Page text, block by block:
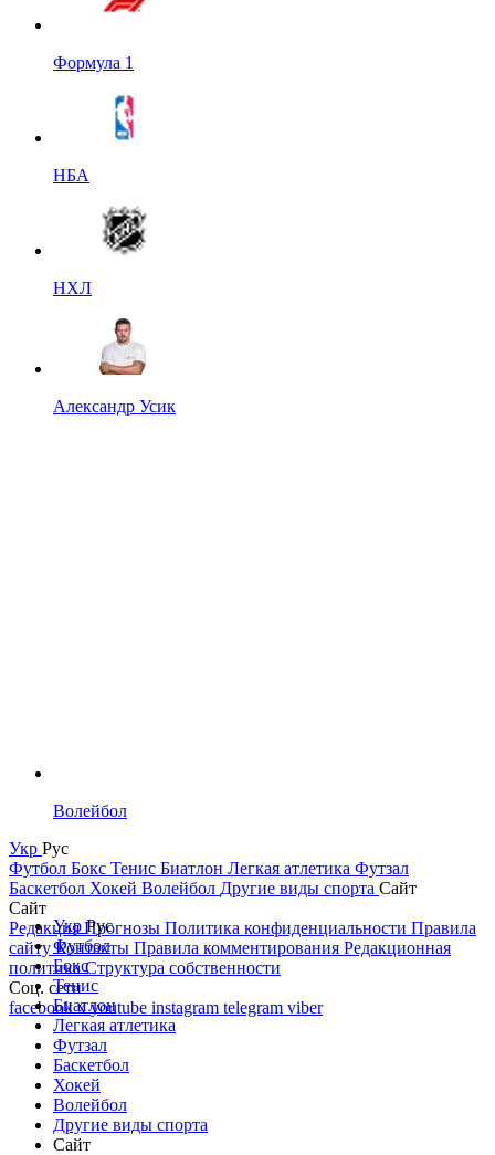
Формула 1
НБА
НХЛ
Александр Усик
Волейбол
Укр Рус
Футбол Бокс Тенис Биатлон Легкая атлетика Футзал
Баскетбол Хокей Волейбол Другие виды спорта Сайт
Сайт
РедакцияПрогнозы Политика конфиденциальности Правила
сайтуКонтакты Правила комментирования Редакционная
политикаСтруктура собственности
Соц. сети
facebookxyoutube instagram telegram viber
УкрРус
Футбол
Бокс
Тенис
Биатлон
Легкая атлетика
Футзал
Баскетбол
Хокей
Волейбол
Другие виды спорта
Сайт